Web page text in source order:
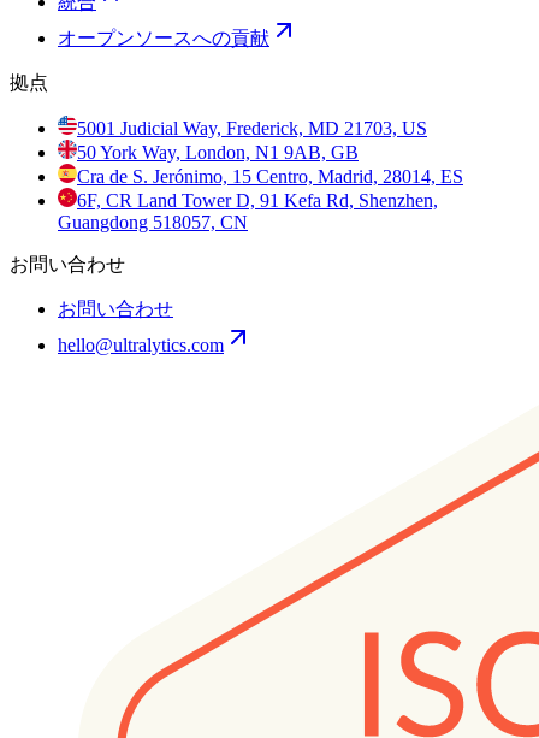
オープンソースへの貢献
拠点
5001 Judicial Way, Frederick, MD 21703, US
50 York Way, London, N1 9AB, GB
Cra de S. Jerónimo, 15 Centro, Madrid, 28014, ES
6F, CR Land Tower D, 91 Kefa Rd, Shenzhen,
Guangdong 518057, CN
お問い合わせ
お問い合わせ
hello@ultralytics.com